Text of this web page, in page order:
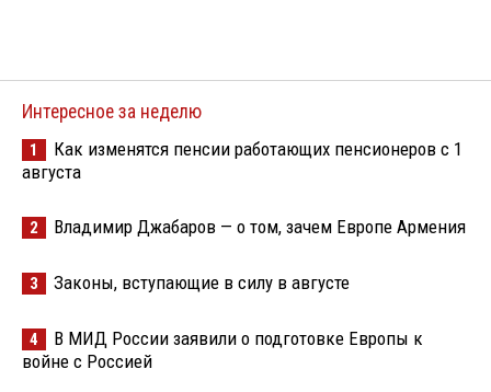
Интересное за неделю
1
Как изменятся пенсии работающих пенсионеров с 1
августа
2 Владимир Джабаров — о том, зачем Европе Армения
3 Законы, вступающие в силу в августе
4
В МИД России заявили о подготовке Европы к
войне с Россией